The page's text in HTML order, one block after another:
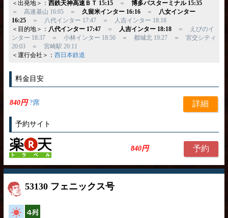
＜出発地＞： 西鉄天神高速ＢＴ 15:15＝ 博多バスターミナル 15:35
＝ 高速基山 16:05 ＝ 久留米インター 16:16＝
八女インター
16:25＝ 八代インター 17:47 ＝ 人吉インター 18:18
＜目的地＞： 八代インター 17:47＝ 人吉インター 18:18＝ えびのイ
ンター 18:37 ＝ 小林インター 18:50 ＝ 都城北 19:27 ＝ 宮交シティ
20:03 ＝ 宮崎駅 20:11
＜運行会社＞： 西日本鉄道
料金目安
840円?席 詳細
予約サイト
840円 予約
53130 フェニックス号
高速バス